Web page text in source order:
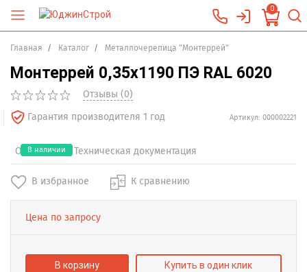
0
Главная Каталог Металлочерепица "Монтеррей"
Монтеррей 0,35х1190 ПЭ RAL 6020
Отзывы (0)
Гарантия производителя 1 год
Артикул: 000002221
В наличии
Отзывы (0) Техническая документация
В избранное К сравнению
Цена по запросу
В корзину Купить в один клик